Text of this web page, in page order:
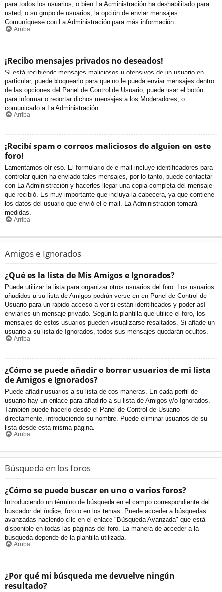
para todos los usuarios, o bien La Administración ha deshabilitado para
usted, o su grupo de usuarios, la opción de enviar mensajes.
Comuníquese con La Administración para más información.
Arriba
¡Recibo mensajes privados no deseados!
Si está recibiendo mensajes maliciosos u ofensivos de un usuario en
particular, puede bloquearlo para que no le pueda enviar mensajes dentro
de las opciones del Panel de Control de Usuario, puede usar el botón
para informar o reportar dichos mensajes a los Moderadores, o
comunicarlo a La Administración.
Arriba
¡Recibí spam o correos maliciosos de alguien en este
foro!
Lamentamos oír eso. El formulario de e-mail incluye identificadores para
controlar quién ha enviado tales mensajes, por lo tanto, puede contactar
con La Administración y hacerles llegar una copia completa del mensaje
que recibió. Es muy importante que incluya la cabecera, ya que contiene
los datos del usuario que envió el e-mail. La Administración tomará
medidas.
Arriba
Amigos e Ignorados
¿Qué es la lista de Mis Amigos e Ignorados?
Puede utilizar la lista para organizar otros usuarios del foro. Los usuarios
añadidos a su lista de Amigos podrán verse en en Panel de Control de
Usuario para un rápido acceso a ver si están identificados y poder así
enviarles un mensaje privado. Según la plantilla que utilice el foro, los
mensajes de estos usuarios pueden visualizarse resaltados. Si añade un
usuario a su lista de Ignorados, todos sus mensajes quedarán ocultos.
Arriba
¿Cómo se puede añadir o borrar usuarios de mi lista
de Amigos e Ignorados?
Puede añadir usuarios a su lista de dos maneras. En cada perfil de
usuario hay un enlace para añadirlo a su lista de Amigos y/o Ignorados.
También puede hacerlo desde el Panel de Control de Usuario
directamente, introduciendo su nombre. Puede eliminar usuarios de su
lista desde esta misma página.
Arriba
Búsqueda en los foros
¿Cómo se puede buscar en uno o varios foros?
Introduciendo un término de búsqueda en el campo correspondiente del
buscador del índice, foro o en los temas. Puede acceder a búsquedas
avanzadas haciendo clic en el enlace "Búsqueda Avanzada" que está
disponible en todas las páginas del foro. La manera de acceder a la
búsqueda depende de la plantilla utilizada.
Arriba
¿Por qué mi búsqueda me devuelve ningún
resultado?